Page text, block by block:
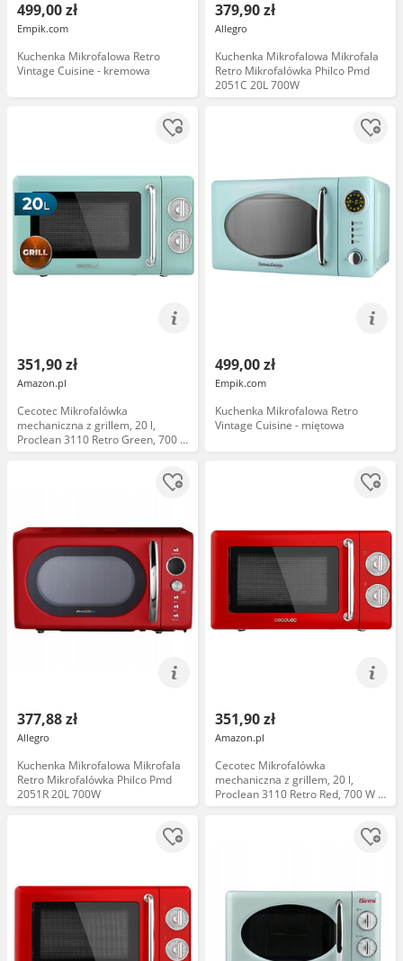
499,00 zł
Empik.com
Kuchenka Mikrofalowa Retro
Vintage Cuisine - kremowa
379,90 zł
Allegro
Kuchenka Mikrofalowa Mikrofala
Retro Mikrofalówka Philco Pmd
2051C 20L 700W
351,90 zł
Amazon.pl
Cecotec Mikrofalówka
mechaniczna z grillem, 20 l,
Proclean 3110 Retro Green, 700 W
z 6 poziomami, timer do 30 min,
499,00 zł
Empik.com
Kuchenka Mikrofalowa Retro
Vintage Cuisine - miętowa
377,88 zł
Allegro
Kuchenka Mikrofalowa Mikrofala
Retro Mikrofalówka Philco Pmd
2051R 20L 700W
351,90 zł
Amazon.pl
Cecotec Mikrofalówka
mechaniczna z grillem, 20 l,
Proclean 3110 Retro Red, 700 W z
6 poziomami, timer do 30 min,
czerwony, wykończenia stalowe